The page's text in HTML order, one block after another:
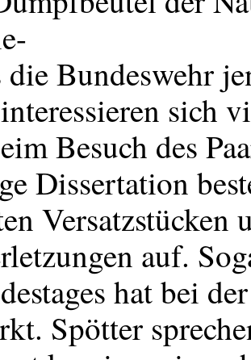
die Bundeswehr
sich
Besuch des
Dissertation
Versatzstücken
auf.
hat bei
Spötter